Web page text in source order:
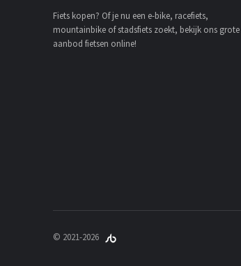
Fiets kopen? Of je nu een e-bike, racefiets,
mountainbike of stadsfiets zoekt, bekijk ons grote
aanbod fietsen online!
© 2021-2026